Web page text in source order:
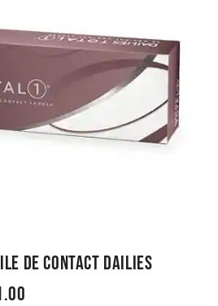
de contact Dailies